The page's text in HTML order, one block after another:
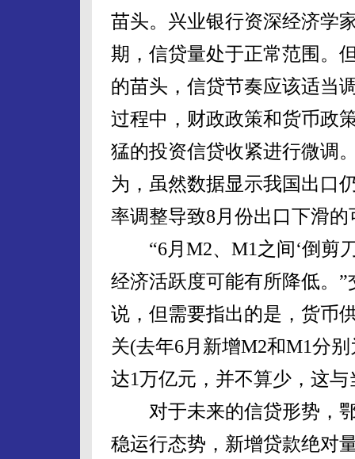
苗头。兴业银行资深经济学
期，信贷量处于正常范围。
的苗头，信贷节奏应该适当
过程中，财政政策和货币政
猛的投资信贷收紧进行微调
为，虽然数据显示我国出口
率调整导致8月份出口下滑的
“6月M2、M1之间‘倒剪刀
经济活跃度可能有所降低。
说，但需要指出的是，货币
关(去年6月新增M2和M1分
达1万亿元，并不算少，这
对于未来的信贷形势，鄂
稳运行态势，新增贷款绝对